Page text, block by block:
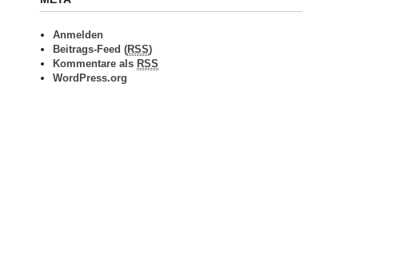
Anmelden
Beitrags-Feed (RSS)
Kommentare alsRSS
WordPress.org